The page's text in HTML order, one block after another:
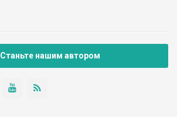
Станьте нашим автором